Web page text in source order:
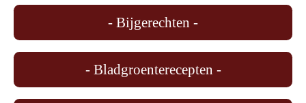
- Bijgerechten -
- Bladgroenterecepten -